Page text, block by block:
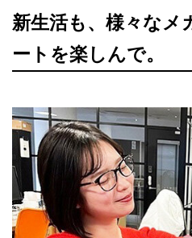
新生活も、様々なメ
ートを楽しんで。